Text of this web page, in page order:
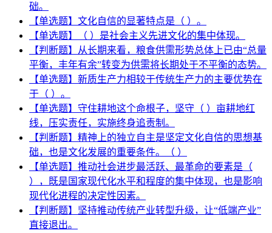
础。
【单选题】文化自信的显著特点是（ ）。
【单选题】（ ）是社会主义先进文化的集中体现。
【判断题】从长期来看，粮食供需形势总体上已由“总量
平衡，丰年有余”转变为供需将长期处于不平衡的态势。
【单选题】新质生产力相较于传统生产力的主要优势在
于（ ）。
【单选题】守住耕地这个命根子，坚守（ ）亩耕地红
线，压实责任，实施终身追责制。
【判断题】精神上的独立自主是坚定文化自信的思想基
础，也是文化发展的重要条件。（ ）
【单选题】推动社会进步最活跃、最革命的要素是（
），既是国家现代化水平和程度的集中体现，也是影响
现代化进程的决定性因素。
【判断题】坚持推动传统产业转型升级，让“低端产业”
直接退出。